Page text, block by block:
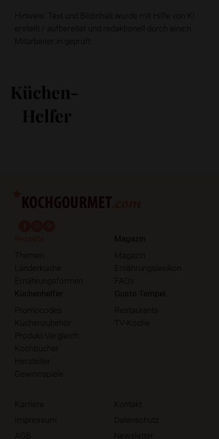
Hinweis: Text und Bildinhalt wurde mit Hilfe von KI
erstellt / aufbereitet und redaktionell durch eine:n
Mitarbeiter:in geprüft.
Küchen-
Helfer
Themen
Länderküche
Ernährungsformen
Magazin
Magazin
Ernährungslexikon
FAQs
Küchenhelfer
Promocodes
Küchenzubehör
Produkt-Vergleich
Kochbücher
Hersteller
Gewinnspiele
Gusto Tempel
Restaurants
TV-Köche
Karriere
Kontakt
Impressum
Datenschutz
AGB
Newsletter